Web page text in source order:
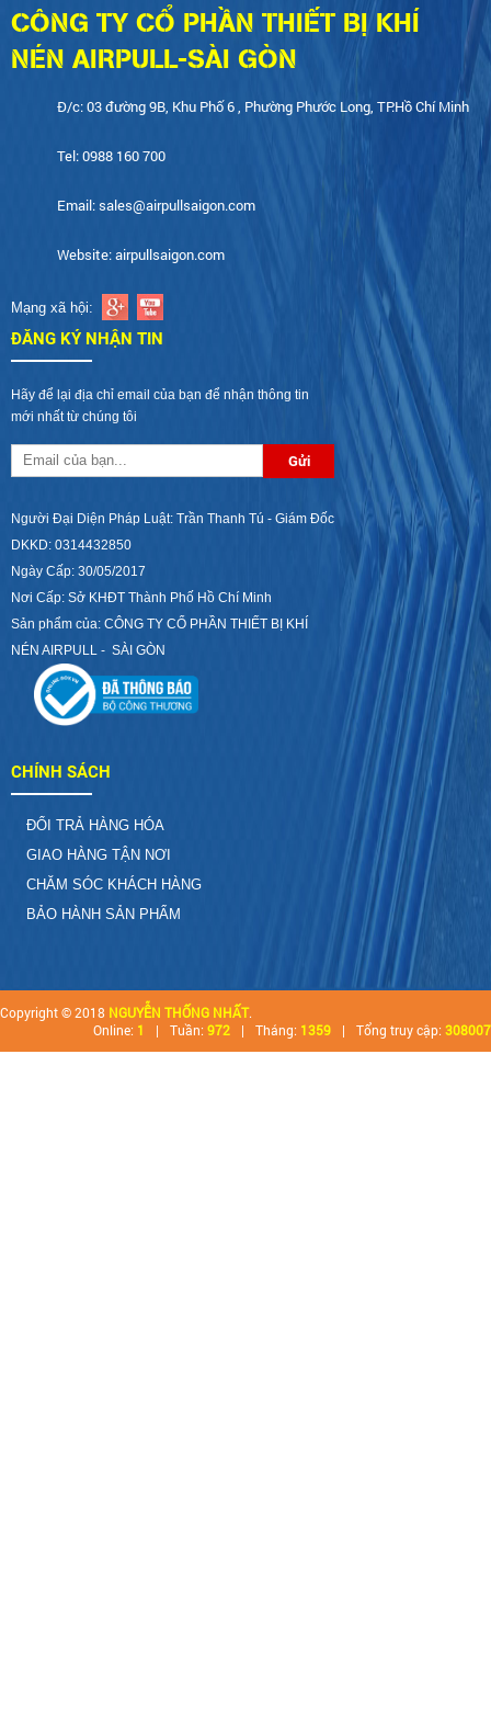
CÔNG TY CỔ PHẦN THIẾT BỊ KHÍ
NÉN AIRPULL-SÀI GÒN
Đ/c: 03 đường 9B, Khu Phố 6 , Phường Phước Long, TP.Hồ Chí Minh
Tel: 0988 160 700
Email: sales@airpullsaigon.com
Website: airpullsaigon.com
Mạng xã hội:
ĐĂNG KÝ NHẬN TIN
Hãy để lại địa chỉ email của bạn để nhận thông tin
mới nhất từ chúng tôi
Người Đại Diện Pháp Luật: Trần Thanh Tú - Giám Đốc
DKKD: 0314432850
Ngày Cấp: 30/05/2017
Nơi Cấp: Sở KHĐT Thành Phố Hồ Chí Minh
Sản phẩm của: CÔNG TY CỔ PHẦN THIẾT BỊ KHÍ
NÉN AIRPULL - SÀI GÒN
CHÍNH SÁCH
ĐỔI TRẢ HÀNG HÓA
GIAO HÀNG TẬN NƠI
CHĂM SÓC KHÁCH HÀNG
BẢO HÀNH SẢN PHẨM
Copyright © 2018 NGUYỄN THỐNG NHẤT.
Online: 1 | Tuần: 972 | Tháng: 1359 | Tổng truy cập: 308007